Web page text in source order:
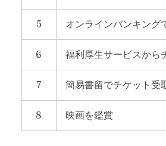
5 オンラインバンキング
6 福利厚生サービスから
7 簡易書留でチケット受
8 映画を鑑賞